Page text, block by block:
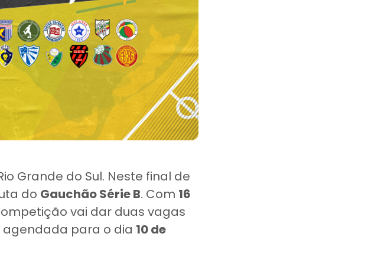
Grande do Sul. Neste final de
do Gauchão Série B. Com 16
vai dar duas vagas
agendada para o dia 10 de